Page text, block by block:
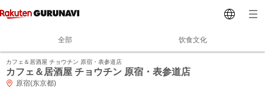
全部 饮食文化
カフェ＆居酒屋 チョウチン 原宿・表参道店
カフェ＆居酒屋 チョウチン 原宿・表参道店
原宿(东京都)